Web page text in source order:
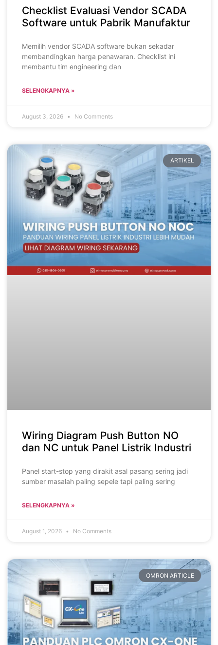
Checklist Evaluasi Vendor SCADA
Software untuk Pabrik Manufaktur
Memilih vendor SCADA software bukan sekadar
membandingkan harga penawaran. Checklist ini
membantu tim engineering dan
SELENGKAPNYA »
August 3, 2026 No Comments
ARTIKEL
Wiring Diagram Push Button NO
dan NC untuk Panel Listrik Industri
Panel start-stop yang dirakit asal pasang sering jadi
sumber masalah paling sepele tapi paling sering
SELENGKAPNYA »
August 1, 2026 No Comments
OMRON ARTICLE